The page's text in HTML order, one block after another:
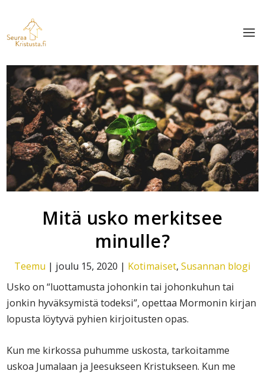
Mitä usko merkitsee
minulle?
Teemu | joulu 15, 2020 | Kotimaiset, Susannan blogi
Usko on“luottamusta johonkin tai johonkuhun tai
jonkin hyväksymistä todeksi”,opettaa Mormonin kirjan
lopusta löytyvä pyhien kirjoitusten opas.
Kun me kirkossa puhumme uskosta, tarkoitamme
uskoa Jumalaan ja Jeesukseen Kristukseen. Kun me